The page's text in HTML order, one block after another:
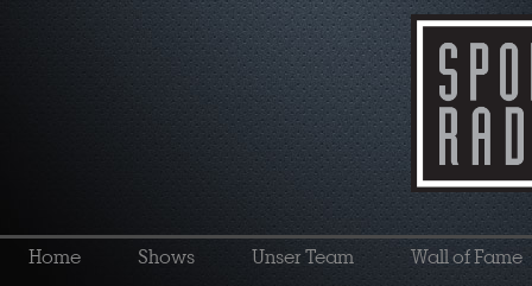
Home Shows Unser Team Wall of Fame